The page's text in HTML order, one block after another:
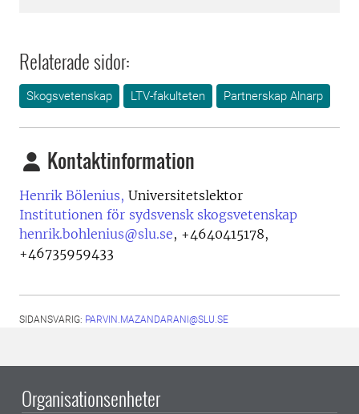
Relaterade sidor:
Skogsvetenskap LTV-fakulteten Partnerskap Alnarp
Kontaktinformation
Henrik Bölenius, Universitetslektor
Institutionen för sydsvensk skogsvetenskap
henrik.bohlenius@slu.se, +4640415178,
+46735959433
SIDANSVARIG: PARVIN.MAZANDARANI@SLU.SE
Organisationsenheter